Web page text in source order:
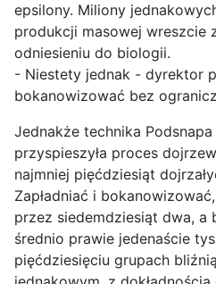
epsilony. Miliony
produkcji masowej wreszcie
odniesieniu do biologii.
- Niestety jednak - dyrektor
bokanowizować bez
Jednakże technika
przyspieszyła proces
najmniej pięćdziesiąt
Zapładniać i
przez siedemdziesiąt dwa, a
średnio prawie jedenaście
pięćdziesięciu grupach